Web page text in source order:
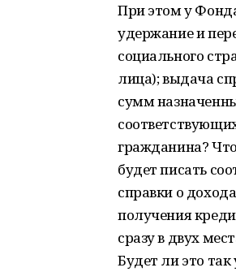
При этом у
удержание и
социального
лица); выдача
сумм
гражданина?
будет писать
справки о
получения
сразу в двух
Будет ли это